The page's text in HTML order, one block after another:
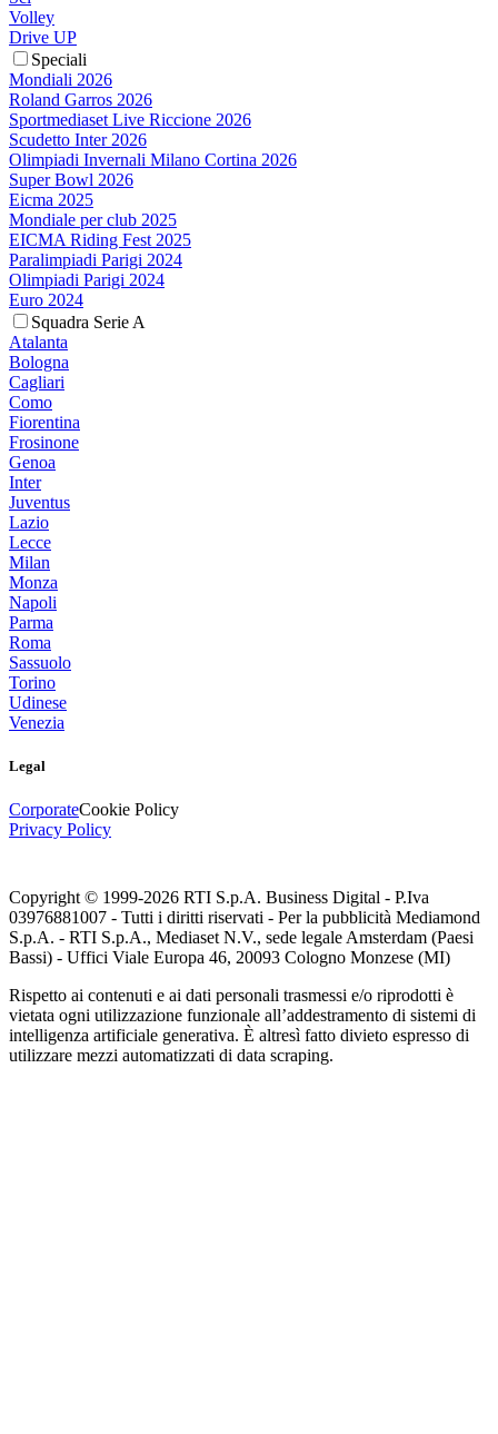
Volley
Drive UP
Speciali
Mondiali 2026
Roland Garros 2026
Sportmediaset Live Riccione 2026
Scudetto Inter 2026
Olimpiadi Invernali Milano Cortina 2026
Super Bowl 2026
Eicma 2025
Mondiale per club 2025
EICMA Riding Fest 2025
Paralimpiadi Parigi 2024
Olimpiadi Parigi 2024
Euro 2024
Squadra Serie A
Atalanta
Bologna
Cagliari
Como
Fiorentina
Frosinone
Genoa
Inter
Juventus
Lazio
Lecce
Milan
Monza
Napoli
Parma
Roma
Sassuolo
Torino
Udinese
Venezia
Legal
CorporateCookie Policy
Privacy Policy
Copyright © 1999-2026 RTI S.p.A. Business Digital - P.Iva
03976881007 - Tutti i diritti riservati - Per la pubblicità Mediamond
S.p.A. - RTI S.p.A., Mediaset N.V., sede legale Amsterdam (Paesi
Bassi) - Uffici Viale Europa 46, 20093 Cologno Monzese (MI)
Rispetto ai contenuti e ai dati personali trasmessi e/o riprodotti è
vietata ogni utilizzazione funzionale all’addestramento di sistemi di
intelligenza artificiale generativa. È altresì fatto divieto espresso di
utilizzare mezzi automatizzati di data scraping.